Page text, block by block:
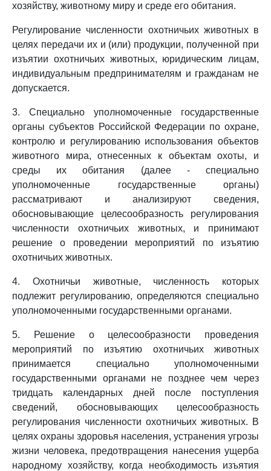
хозяйству, животному миру и среде его обитания.
Регулирование численности охотничьих животных в
целях передачи их и (или) продукции, полученной при
изъятии охотничьих животных, юридическим лицам,
индивидуальным предпринимателям и гражданам не
допускается.
3. Специально уполномоченные государственные
органы субъектов Российской Федерации по охране,
контролю и регулированию использования объектов
животного мира, отнесенных к объектам охоты, и
среды их обитания (далее - специально
уполномоченные государственные органы)
рассматривают и анализируют сведения,
обосновывающие целесообразность регулирования
численности охотничьих животных, и принимают
решение о проведении мероприятий по изъятию
охотничьих животных.
4. Охотничьи животные, численность которых
подлежит регулированию, определяются специально
уполномоченными государственными органами.
5. Решение о целесообразности проведения
мероприятий по изъятию охотничьих животных
принимается специально уполномоченными
государственными органами не позднее чем через
тридцать календарных дней после поступления
сведений, обосновывающих целесообразность
регулирования численности охотничьих животных. В
целях охраны здоровья населения, устранения угрозы
жизни человека, предотвращения нанесения ущерба
народному хозяйству, когда необходимость изъятия